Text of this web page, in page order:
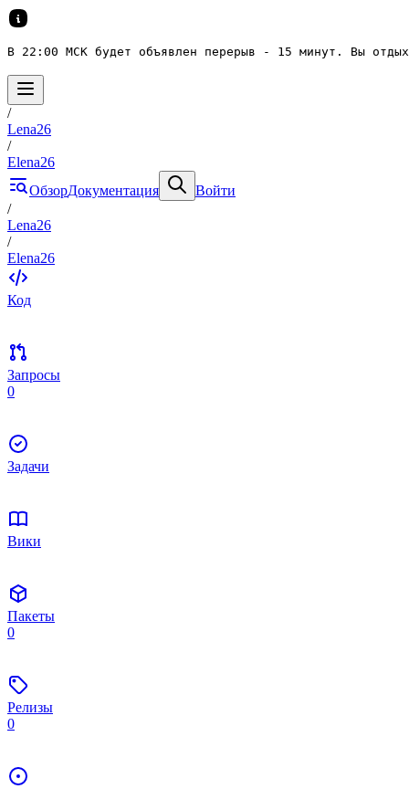
В 22:00 МСК будет объявлен перерыв - 15 минут. Вы
/
Lena26
/
Elena26
ОбзорДокументация
Войти
/
Lena26
/
Elena26
Код
Запросы
0
Задачи
Вики
Пакеты
0
Релизы
0